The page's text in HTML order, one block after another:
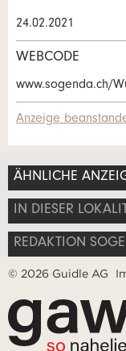
Nachricht
* Eingabe
Zur
guidle übermittelt.
NACHRICHT
Schliessen
* Eingabe
ANZEIGE
Schliessen
Adresse
24.02.2021
WEBCODE
www.sogenda.ch/
Anzeige
ÄHNLICHE
IN DIESER
REDAKTION
© 2026 Guidle AG